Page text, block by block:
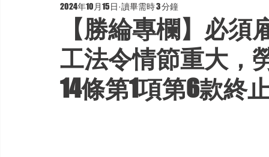
【勝綸專欄】必
工法令情節重大，
14條第1項第6款終
2024年10月15日 讀畢需時 3 分鐘